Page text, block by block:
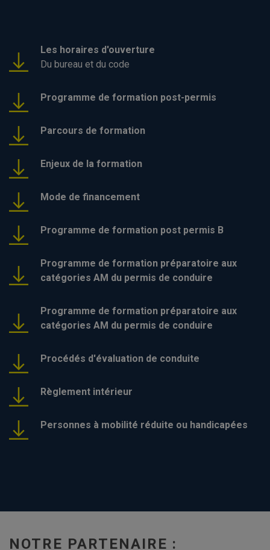
Les horaires d'ouverture
Du bureau et du code
Programme de formation post-permis
Parcours de formation
Enjeux de la formation
Mode de financement
Programme de formation post permis B
Programme de formation préparatoire aux
catégories AM du permis de conduire
Programme de formation préparatoire aux
catégories AM du permis de conduire
Procédés d'évaluation de conduite
Règlement intérieur
Personnes à mobilité réduite ou handicapées
NOTRE PARTENAIRE :